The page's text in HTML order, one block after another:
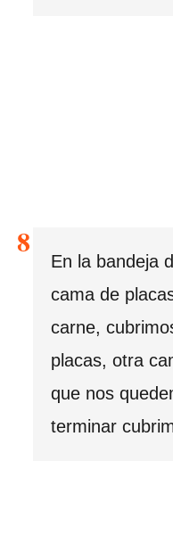
En la bandeja
cama de
carne,
placas, otra
que nos
terminar